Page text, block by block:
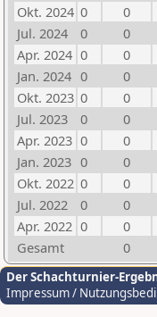
Okt. 2024 0 0
Jul. 2024
0 0
Apr. 2024 0 0
Jan. 2024 0 0
Okt. 2023 0 0
Jul. 2023
0 0
Apr. 2023 0 0
Jan. 2023 0 0
Okt. 2022 0 0
Jul. 2022
0 0
Apr. 2022 0 0
Gesamt
0
Der Schachturnier-
Impressum /